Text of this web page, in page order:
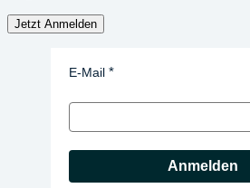
Jetzt Anmelden
E-Mail
Anmelden